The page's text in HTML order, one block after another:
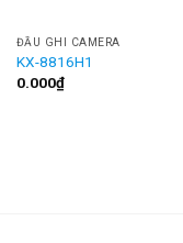
ĐẦU GHI CAMERA
KX-8816H1
0.000₫